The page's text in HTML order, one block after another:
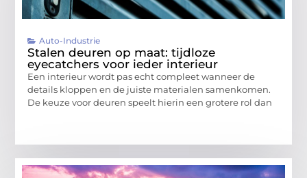
Auto-Industrie
Stalen deuren op maat: tijdloze
eyecatchers voor ieder interieur
Een interieur wordt pas echt compleet wanneer de
details kloppen en de juiste materialen samenkomen.
De keuze voor deuren speelt hierin een grotere rol dan